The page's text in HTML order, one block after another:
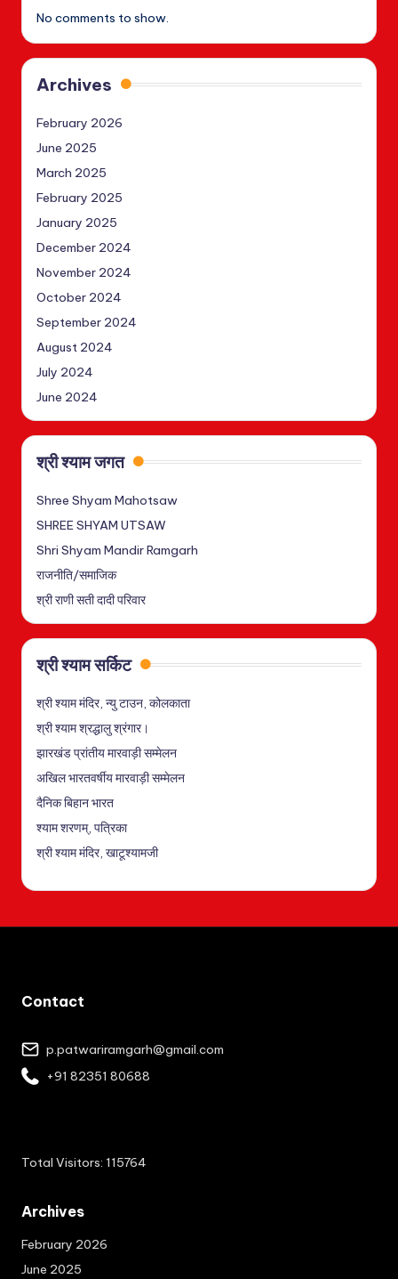
No comments to show.
Archives
February 2026
June 2025
March 2025
February 2025
January 2025
December 2024
November 2024
October 2024
September 2024
August 2024
July 2024
June 2024
श्री श्याम जगत
Shree Shyam Mahotsaw
SHREE SHYAM UTSAW
Shri Shyam Mandir Ramgarh
राजनीति/समाजिक
श्री राणी सती दादी परिवार
श्री श्याम सर्किट
श्री श्याम मंदिर, न्यु टाउन, कोलकाता
श्री श्याम श्रद्धालु श्रंगार।
झारखंड प्रांतीय मारवाड़ी सम्मेलन
अखिल भारतवर्षीय मारवाड़ी सम्मेलन
दैनिक बिहान भारत
श्याम शरणम्, पत्रिका
श्री श्याम मंदिर, खाटूश्यामजी
Contact
p.patwariramgarh@gmail.com
+91 82351 80688
Total Visitors: 115764
Archives
February 2026
June 2025